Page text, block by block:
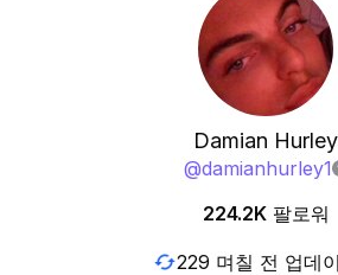
Damian Hurley
@damianhurley1
224.2K 팔로워
229 며칠 전 업데